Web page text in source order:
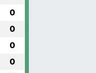
0
0
0
0